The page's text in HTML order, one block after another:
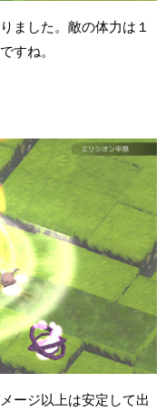
ました。敵の体力は１
すね。
ージ以上は安定して出